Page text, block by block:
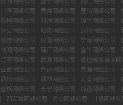
资阳网络公司 遂宁网络公司 内江网络公司
白玉网络公司 贡井网络公司 营山网络公司
石棉网络公司 利州网络公司 绵竹网络公司
泸县网络公司 昭化网络公司 达川网络公司
昭觉网络公司 仪陇网络公司 宁南网络公司
剑阁网络公司 蒲江网络公司 金牛网络公司
江安网络公司 武胜网络公司
峨边彝族自治网
三台网络公司 色达网络公司 富顺网络公司
通川网络公司 阆中网络公司 天全网络公司
普格网络公司 长宁网络公司 筠连网络公司
都江堰网络公司 名山网络公司
甘洛网络公